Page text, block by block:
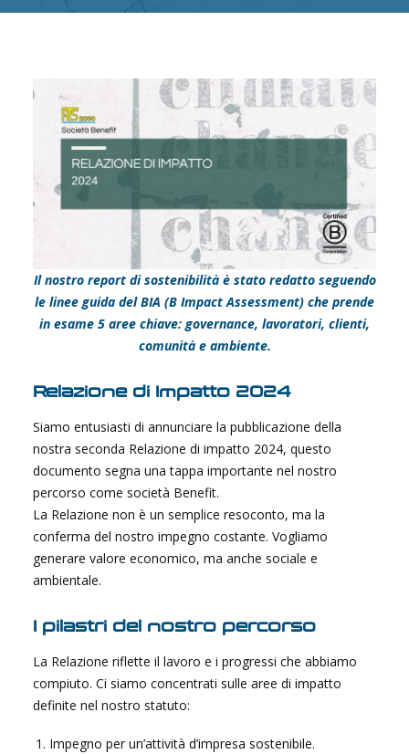
Il nostro report di sostenibilità è stato redatto seguendo
le linee guida del BIA (B Impact Assessment) che prende
in esame 5 aree chiave: governance, lavoratori, clienti,
comunità e ambiente.
Relazione di Impatto 2024
Siamo entusiasti di annunciare la pubblicazione della
nostra seconda Relazione di impatto 2024, questo
documento segna una tappa importante nel nostro
percorso come società Benefit.
La Relazione non è un semplice resoconto, ma la
conferma del nostro impegno costante. Vogliamo
generare valore economico, ma anche sociale e
ambientale.
I pilastri del nostro percorso
La Relazione riflette il lavoro e i progressi che abbiamo
compiuto. Ci siamo concentrati sulle aree di impatto
definite nel nostro statuto:
Impegno per un’attività d’impresa sostenibile.